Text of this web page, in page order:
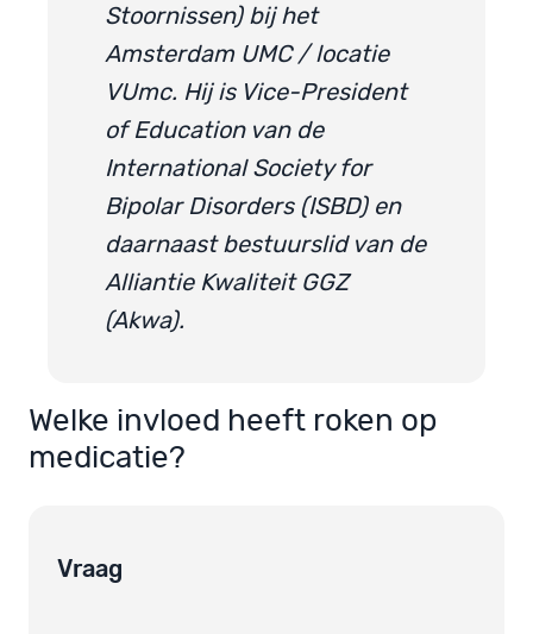
Stoornissen) bij het
Amsterdam UMC / locatie
VUmc. Hij is Vice-President
of Education van de
International Society for
Bipolar Disorders (ISBD) en
daarnaast bestuurslid van de
Alliantie Kwaliteit GGZ
(Akwa).
Welke invloed heeft roken op
medicatie?
Vraag